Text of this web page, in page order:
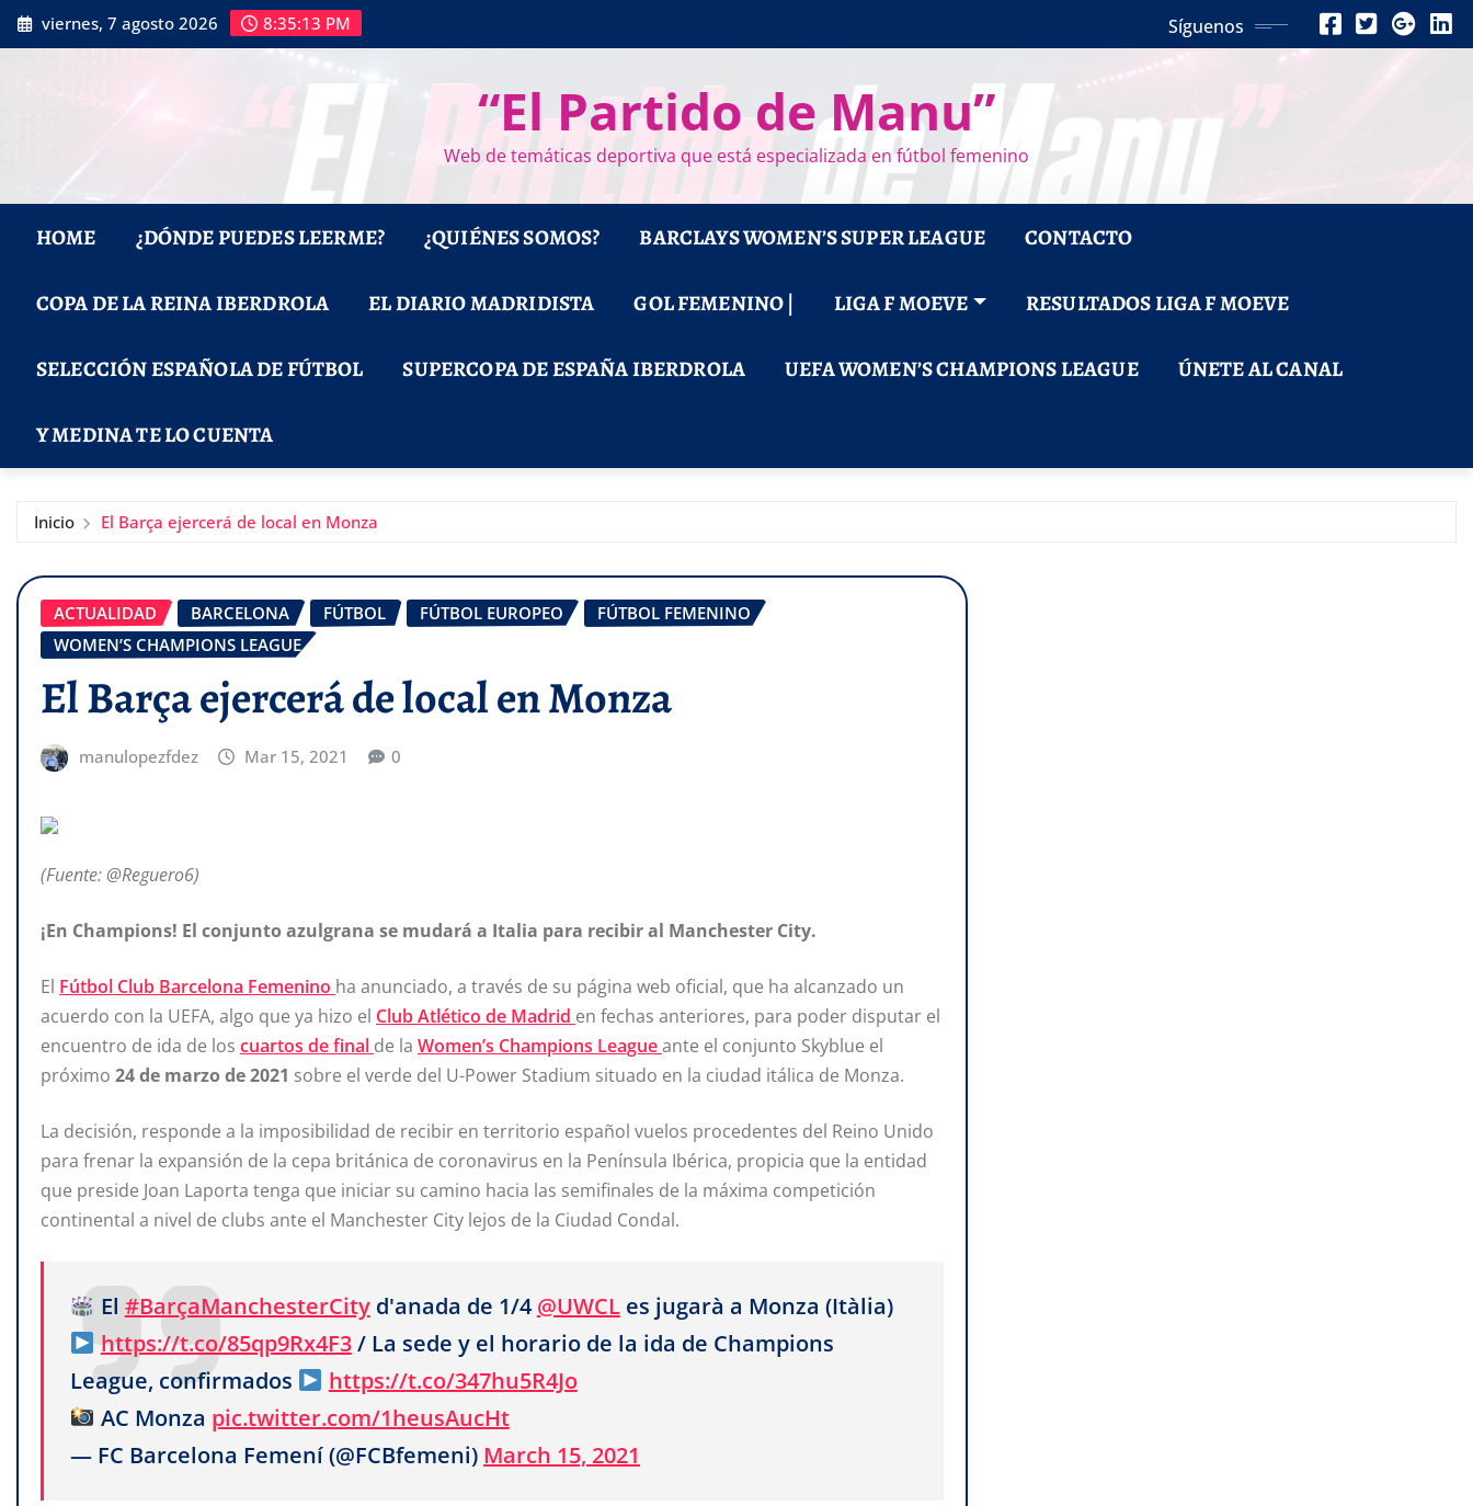
Saltar
al
viernes, 7 agosto 2026 8:35:14 PM Síguenos
“El Partido de Manu”
Web de temáticas deportiva que está especializada en fútbol femenino
HOME ¿DÓNDE PUEDES LEERME? ¿QUIÉNES SOMOS? BARCLAYS WOMEN’S SUPER LEAGUE CONTACTO
COPA DE LA REINA IBERDROLA EL DIARIO MADRIDISTA GOL FEMENINO | LIGA F MOEVE RESULTADOS LIGA F MOEVE
SELECCIÓN ESPAÑOLA DE FÚTBOL SUPERCOPA DE ESPAÑA IBERDROLA UEFA WOMEN’S CHAMPIONS LEAGUE ÚNETE AL CANAL
Y MEDINA TE LO CUENTA
Inicio El Barça ejercerá de local en Monza
ACTUALIDAD BARCELONA FÚTBOL FÚTBOL EUROPEO
FÚTBOL FEMENINO
WOMEN’S CHAMPIONS LEAGUE
El Barça ejercerá de local en Monza
manulopezfdez Mar 15, 2021 0
(Fuente: @Reguero6)
¡En Champions! El conjunto azulgrana se mudará a Italia para recibir al Manchester City.
El Fútbol Club Barcelona Femenino ha anunciado, a través de su página web oficial, que ha alcanzado un
acuerdo con la UEFA, algo que ya hizo el Club Atlético de Madrid en fechas anteriores, para poder disputar el
encuentro de ida de los cuartos de final de la Women’s Champions Leagueante el conjunto Skyblue el
próximo 24 de marzo de 2021 sobre el verde del U-Power Stadium situado en la ciudad itálica de Monza.
La decisión, responde a la imposibilidad de recibir en territorio español vuelos procedentes del Reino Unido
para frenar la expansión de la cepa británica de coronavirus en la Península Ibérica, propicia que la entidad
que preside Joan Laporta tenga que iniciar su camino hacia las semifinales de la máxima competición
continental a nivel de clubs ante el Manchester City lejos de la Ciudad Condal.
El #BarçaManchesterCityd'anada de 1/4 @UWCLes jugarà a Monza (Itàlia)
https://t.co/85qp9Rx4F3/ La sede y el horario de la ida de Champions
League, confirmados
https://t.co/347hu5R4Jo
AC Monza pic.twitter.com/1heusAucHt
— FC Barcelona Femení (@FCBfemeni) March 15, 2021